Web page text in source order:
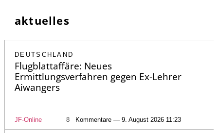
aktuelles
DEUTSCHLAND
Flugblattaffäre: Neues
Ermittlungsverfahren gegen Ex-Lehrer
Aiwangers
JF-Online 8 Kommentare — 9. August 2026 11:23